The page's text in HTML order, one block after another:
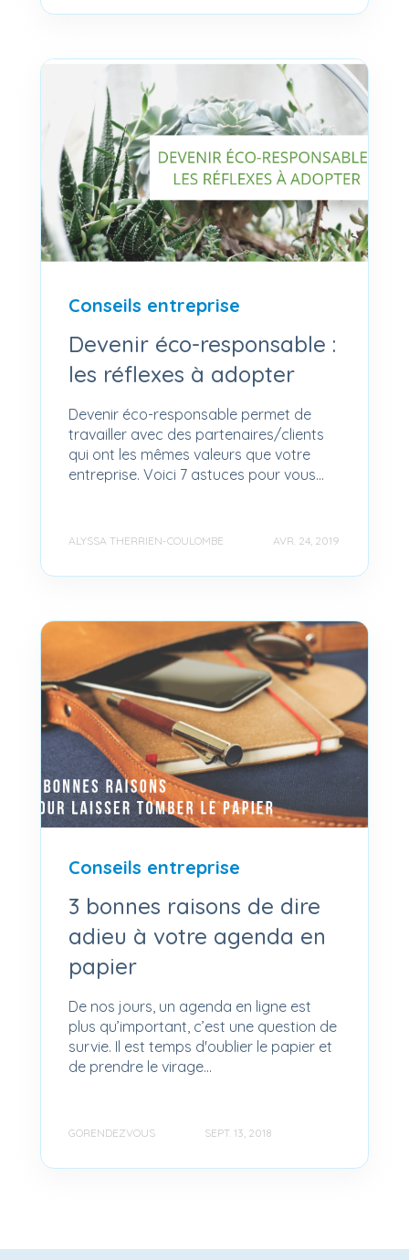
Conseils entreprise
Devenir éco-responsable :
les réflexes à adopter
Devenir éco-responsable permet de
travailler avec des partenaires/clients
qui ont les mêmes valeurs que votre
entreprise. Voici 7 astuces pour vous...
ALYSSA THERRIEN-COULOMBE AVR. 24, 2019
Conseils entreprise
3 bonnes raisons de dire
adieu à votre agenda en
papier
De nos jours, un agenda en ligne est
plus qu’important, c’est une question de
survie. Il est temps d'oublier le papier et
de prendre le virage...
GORENDEZVOUS SEPT. 13, 2018